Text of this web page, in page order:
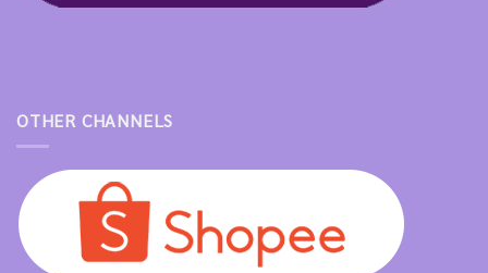
OTHER CHANNELS